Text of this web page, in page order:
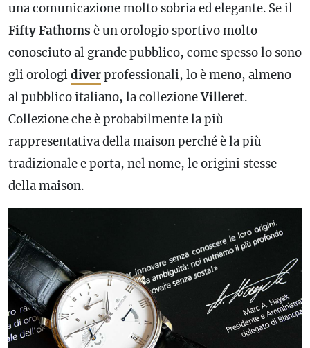
una comunicazione molto sobria ed elegante. Se il
Fifty Fathoms è un orologio sportivo molto
conosciuto al grande pubblico, come spesso lo sono
gli orologidiverprofessionali, lo è meno, almeno
al pubblico italiano, la collezioneVilleret.
Collezione che è probabilmente la più
rappresentativa della maison perché è la più
tradizionale e porta, nel nome, le origini stesse
della maison.